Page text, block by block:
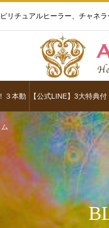
リチュアルヒーラー、チャネ
３本動 【公式LINE】3大特典付